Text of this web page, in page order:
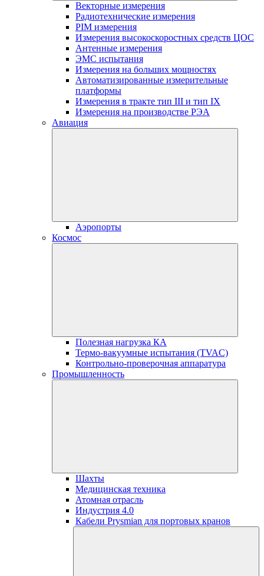
Векторные измерения
Радиотехнические измерения
PIM измерения
Измерения высокоскоростных средств ЦОС
Антенные измерения
ЭМС испытания
Измерения на больших мощностях
Автоматизированные измерительные
платформы
Измерения в тракте тип III и тип IX
Измерения на производстве РЭА
Авиация
Аэропорты
Космос
Полезная нагрузка КА
Термо-вакуумные испытания (TVAC)
Контрольно-проверочная аппаратура
Промышленность
Шахты
Медицинская техника
Атомная отрасль
Индустрия 4.0
Кабели Prysmian для портовых кранов